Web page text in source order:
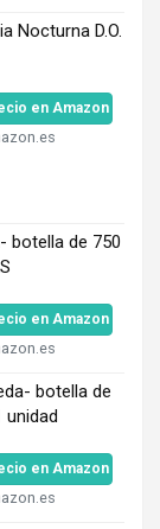
Nocturna D.O.
en Amazon
botella de 750
en Amazon
botella de
unidad
en Amazon